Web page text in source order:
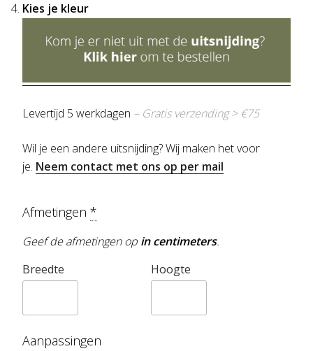
Kies je kleur
Levertijd 5 werkdagen – Gratis verzending > €75
Wil je een andere uitsnijding? Wij maken het voor
je. Neem contact met ons op per mail
Afmetingen *
Geef de afmetingen op in centimeters.
Breedte
Hoogte
Aanpassingen